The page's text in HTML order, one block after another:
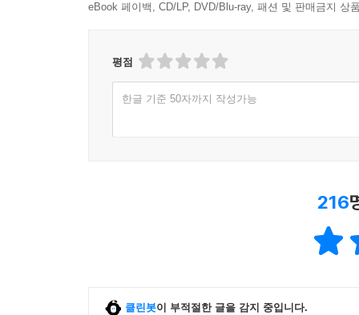
eBook 페이백, CD/LP, DVD/Blu-ray, 패션 및 판매금지 상
평점
한글 기준 50자까지 작성가능
216
클린봇이 부적절한 글을 감지 중입니다.